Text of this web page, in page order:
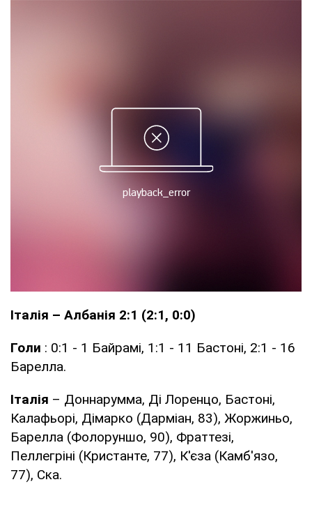
Італія – Албанія 2:1 (2:1, 0:0)
Голи : 0:1 - 1 Байрамі, 1:1 - 11 Бастоні, 2:1 - 16
Барелла.
Італія – Доннарумма, Ді Лоренцо, Бастоні,
Калафьорі, Дімарко (Дарміан, 83), Жоржиньо,
Барелла (Фолоруншо, 90), Фраттезі,
Пеллегріні (Кристанте, 77), К'єза (Камб'язо,
77), Ска.